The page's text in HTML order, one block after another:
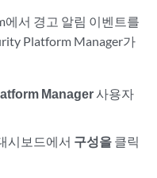
서 경고 알림 이벤트를
Platform Manager가
Manager사용자
시보드에서 구성을 클릭